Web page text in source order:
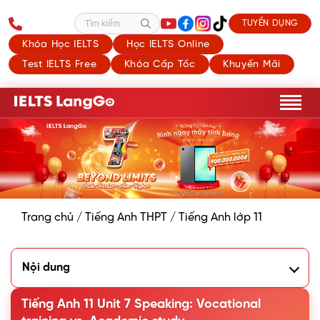
Khóa Học IELTS
Học IELTS Online
Test IELTS Free
Khóa Cấp Tốc Khuyến Mãi
Tìm kiếm TUYỂN DỤNG
Trang chủ / Tiếng Anh THPT / Tiếng Anh lớp 11
Nội dung
suggested ideas and/or your own ideas
2. Complete the conversation with the sentences in the box.
Tiếng Anh 11 Unit 7 Speaking: Vocational